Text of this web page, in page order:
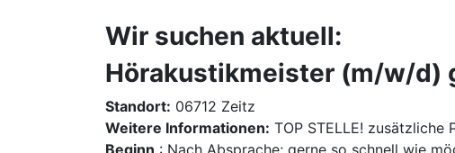
Wir suchen aktuell:
Hörakustikmeister (m/w/d)
Standort: 06712 Zeitz
Weitere Informationen: TOP STELLE! zusätzliche
Beginn : Nach Absprache; gerne so schnell wie